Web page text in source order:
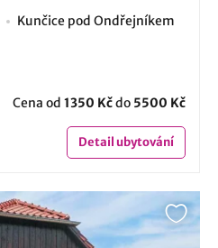
Kunčice pod Ondřejníkem
Cena od 1350 Kčdo 5500 Kč
Detailubytování